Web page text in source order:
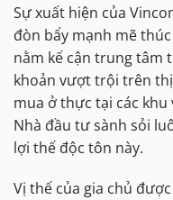
Sự xuất hiện của
đòn bẩy mạnh mẽ
nằm kế cận trung tâm
khoản vượt trội trên
mua ở thực tại các
Nhà đầu tư sành sỏi
lợi thế độc tôn này.
Vị thế của gia chủ